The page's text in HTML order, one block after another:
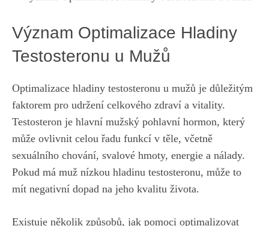
Význam ‍Optimalizace Hladiny
⁣Testosteronu‍ u Mužů
Optimalizace hladiny testosteronu u‌ mužů ⁣je důležitým‌
faktorem pro ‍udržení celkového zdraví​ a vitality.
Testosteron je hlavní mužský pohlavní hormon, který
může ovlivnit celou řadu funkcí v těle, ⁣včetně
sexuálního chování, svalové​ hmoty, energie a nálady.
Pokud má muž nízkou⁢ hladinu testosteronu, může ⁤to
mít ⁣negativní ⁤dopad ⁤na jeho kvalitu života.
Existuje několik způsobů, jak pomoci ‍optimalizovat